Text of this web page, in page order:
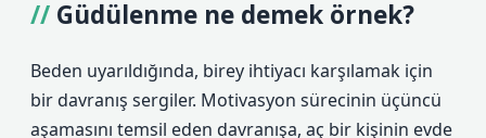
Güdülenme ne demek örnek?
Beden uyarıldığında, birey ihtiyacı karşılamak için
bir davranış sergiler. Motivasyon sürecinin üçüncü
aşamasını temsil eden davranışa, aç bir kişinin evde